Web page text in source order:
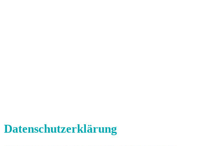
Datenschutzerklärung